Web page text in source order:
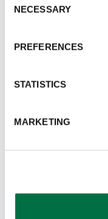
Selection
NECESSARY
PREFERENCES
STATISTICS
MARKETING